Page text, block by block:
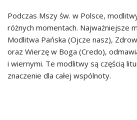
Podczas Mszy św. w Polsce,
różnych momentach. Najważniejsze
Modlitwa Pańska (Ojcze nasz),
oraz Wierzę w Boga (Credo),
i wiernymi. Te modlitwy są częścią
znaczenie dla całej wspólnoty.